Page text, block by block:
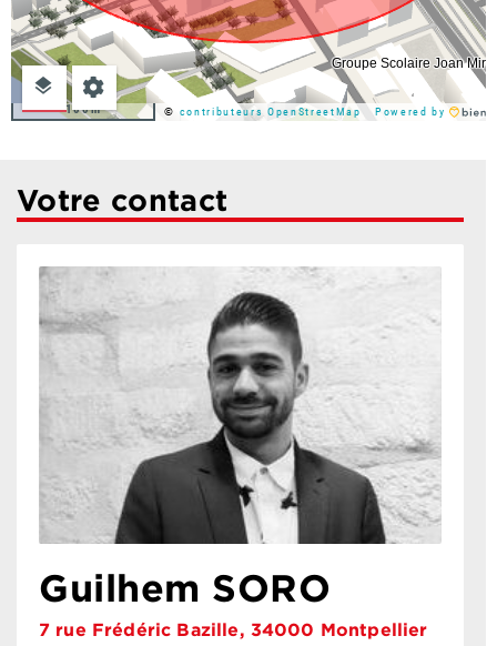
100m © contributeurs OpenStreetMap Powered by
Votre contact
Guilhem SORO
7 rue Frédéric Bazille, 34000 Montpellier